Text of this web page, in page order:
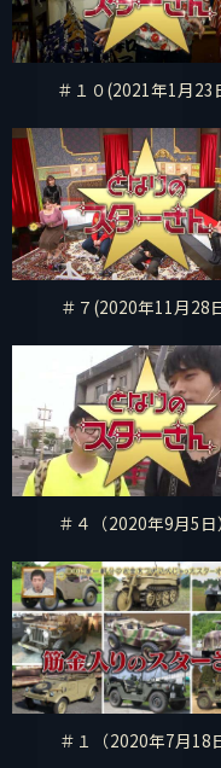
＃１０(2021年1月23
＃７(2020年11月28
＃４（2020年9月5
＃１（2020年7月18